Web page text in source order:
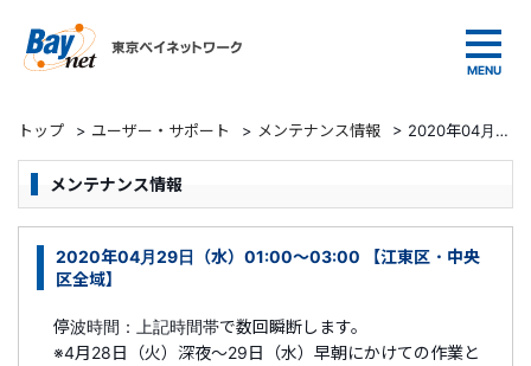
トップ > ユーザー・サポート > メンテナンス情報 > 2020年04月29日（水）01:00～03:00 【江東区・中央区全域】
メンテナンス情報
2020年04月29日（水）01:00～03:00 【江東区・中央
区全域】
停波時間：上記時間帯で数回瞬断します。
※4月28日（火）深夜～29日（水）早朝にかけての作業と